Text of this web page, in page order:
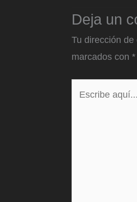
Deja un
Tu dirección
marcados con *